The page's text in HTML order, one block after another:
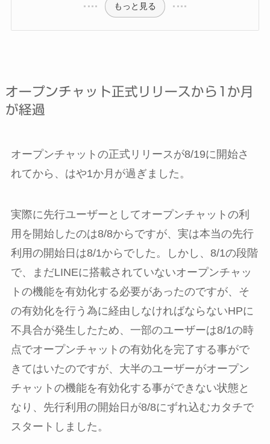
もっと見る
オープンチャット正式リリースから1か月
が経過
オープンチャットの正式リリースが8/19に開始さ
れてから、はや1か月が過ぎました。
実際に先行ユーザーとしてオープンチャットの利
用を開始したのは8/8からですが、実は本当の先行
利用の開始日は8/1からでした。しかし、8/1の段階
で、まだLINEに搭載されていないオープンチャッ
トの機能を有効化する必要があったのですが、そ
の有効化を行う為に経由しなければならないHPに
不具合が発生したため、一部のユーザーは8/1の時
点でオープンチャットの有効化を完了する事がで
きてはいたのですが、大半のユーザーがオープン
チャットの機能を有効化する事ができない状態と
なり、先行利用の開始日が8/8にずれ込むカタチで
スタートしました。